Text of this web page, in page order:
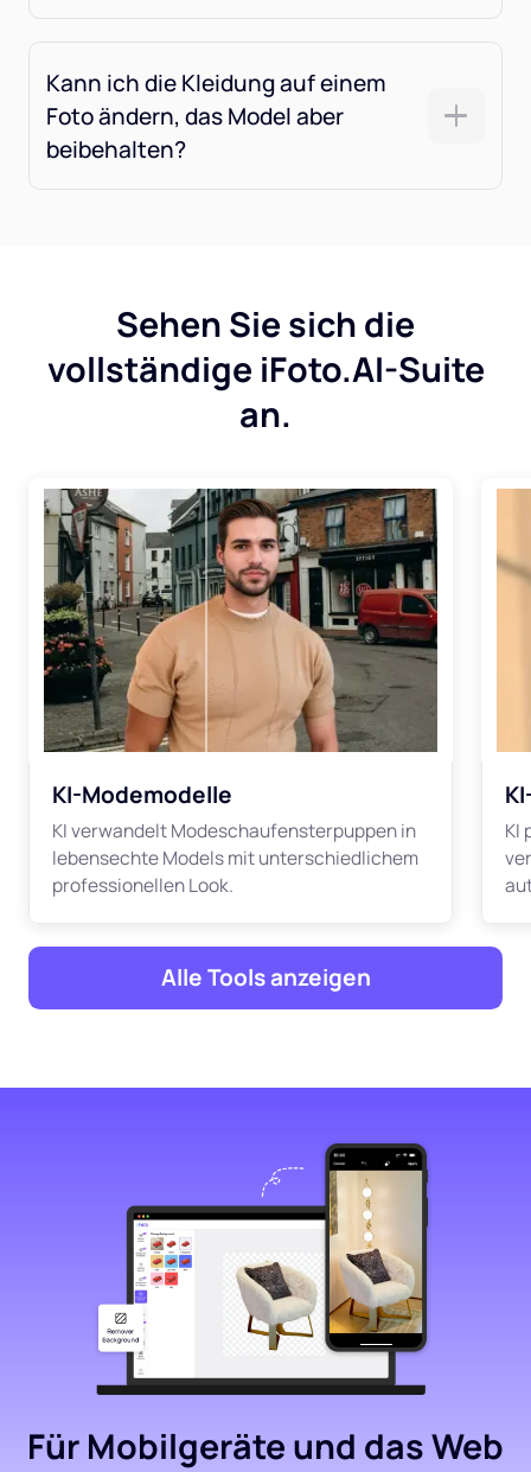
Kann ich die Kleidung auf einem
Foto ändern, das Model aber
beibehalten?
Sehen Sie sich die
vollständige iFoto.AI-Suite
an.
KI-Modemodelle
KI verwandelt Modeschaufensterpuppen in
lebensechte Models mit unterschiedlichem
professionellen Look.
KI
Alle Tools anzeigen
Für Mobilgeräte und das Web